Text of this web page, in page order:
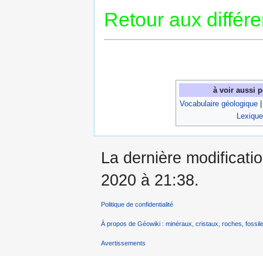
Retour aux
à voir aussi
Vocabulaire géologique
La dernière
2020 à 21:38.
Politique de confidentialité
À propos de Géowiki : minéraux, cristaux, roches,
Avertissements